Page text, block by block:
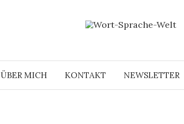
ÜBER MICH KONTAKT NEWSLETTER